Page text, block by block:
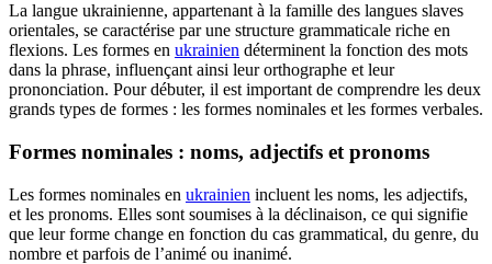
La langue ukrainienne, appartenant à la famille des langues slaves
orientales, se caractérise par une structure grammaticale riche en
flexions. Les formes en ukrainien déterminent la fonction des mots
dans la phrase, influençant ainsi leur orthographe et leur
prononciation. Pour débuter, il est important de comprendre les deux
grands types de formes : les formes nominales et les formes verbales.
Formes nominales : noms, adjectifs et pronoms
Les formes nominales en ukrainien incluent les noms, les adjectifs,
et les pronoms. Elles sont soumises à la déclinaison, ce qui signifie
que leur forme change en fonction du cas grammatical, du genre, du
nombre et parfois de l’animé ou inanimé.